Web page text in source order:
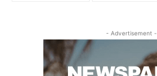
- Advertisement -